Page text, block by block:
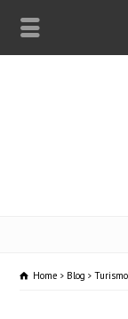
Home Blog Turismo